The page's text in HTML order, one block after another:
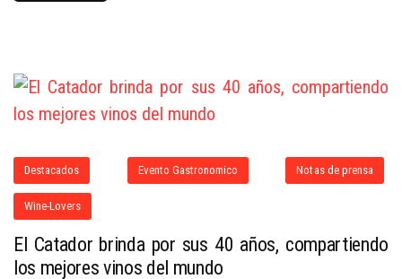
Destacados Evento Gastronomico Notas de prensa
Wine-Lovers
El Catador brinda por sus 40 años, compartiendo
los mejores vinos del mundo